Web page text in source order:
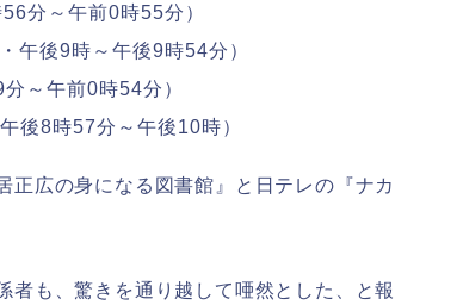
分～午前0時55分）
午後9時～午後9時54分）
～午前0時54分）
後8時57分～午後10時）
正広の身になる図書館』と 日テレの『ナカ
者も、驚きを通り越して唖然とした、と報